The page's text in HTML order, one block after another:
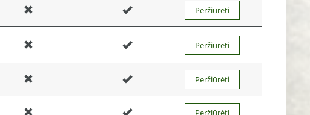
Peržiūrėti
Peržiūrėti
Peržiūrėti
Peržiūrėti